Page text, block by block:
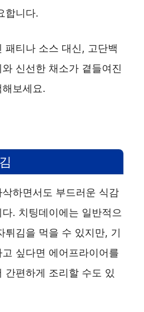
합니다.
패티나 소스 대신, 고단백
신선한 채소가 곁들여진
보세요.
하면서도 부드러운 식감
. 치팅데이에는 일반적으
튀김을 먹을 수 있지만, 기
싶다면 에어프라이어를
간편하게 조리할 수도 있